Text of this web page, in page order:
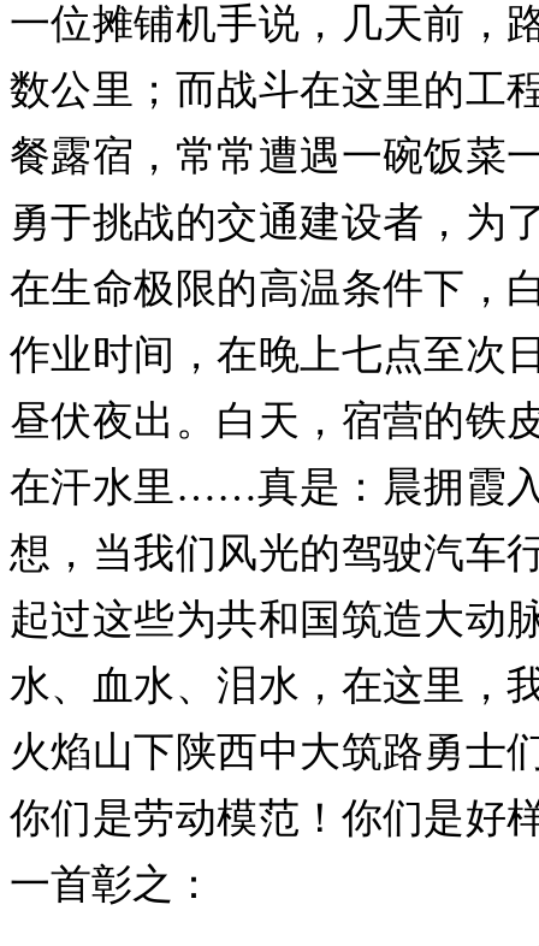
一位摊铺机手说，几天前，
数公里；而战斗在这里的工
餐露宿，常常遭遇一碗饭菜
勇于挑战的交通建设者，为
在生命极限的高温条件下，
作业时间，在晚上七点至次
昼伏夜出。白天，宿营的铁
在汗水里……真是：晨拥霞
想，当我们风光的驾驶汽车
起过这些为共和国筑造大动
水、血水、泪水，在这里，
火焰山下陕西中大筑路勇士
你们是劳动模范！你们是好
一首彰之：